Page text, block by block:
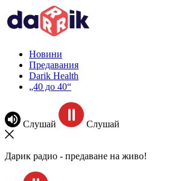
Новини
Предавания
Darik Health
„40 до 40“
Слушай Слушай
Дарик радио - предаване на живо!